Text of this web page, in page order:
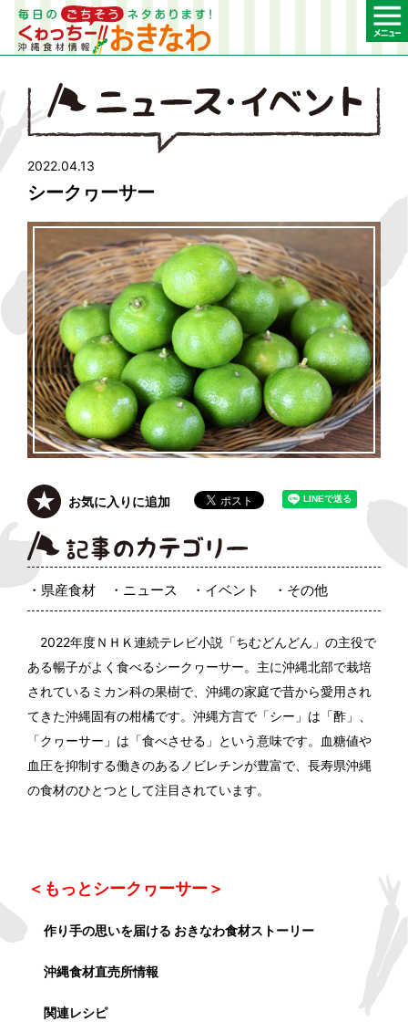
2022.04.13
シークヮーサー
お気に入りに追加
県産食材 ニュース イベント その他
2022年度ＮＨＫ連続テレビ小説「ちむどんどん」の主役で
ある暢子がよく食べるシークヮーサー。主に沖縄北部で栽培
されているミカン科の果樹で、沖縄の家庭で昔から愛用され
てきた沖縄固有の柑橘です。沖縄方言で「シー」は「酢」、
「クヮーサー」は「食べさせる」という意味です。血糖値や
血圧を抑制する働きのあるノビレチンが豊富で、長寿県沖縄
の食材のひとつとして注目されています。
＜もっとシークヮーサー＞
作り手の思いを届ける おきなわ食材ストーリー
沖縄食材直売所情報
関連レシピ